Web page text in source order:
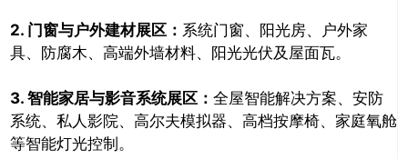
2. 门窗与户外建材展区： 系统门窗、阳光房、户外家
具、防腐木、高端外墙材料、阳光光伏及屋面瓦。
3. 智能家居与影音系统展区： 全屋智能解决方案、安防
系统、私人影院、高尔夫模拟器、高档按摩椅、家庭氧舱
等智能灯光控制。